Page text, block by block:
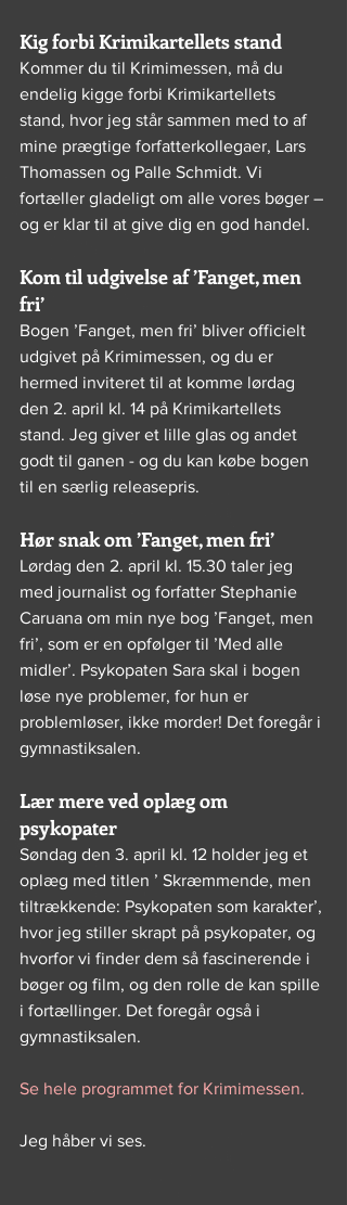
Kig forbi Krimikartellets stand
Kommer du til Krimimessen, må du
endelig kigge forbi Krimikartellets
stand, hvor jeg står sammen med to af
mine prægtige forfatterkollegaer, Lars
Thomassen og Palle Schmidt. Vi
fortæller gladeligt om alle vores bøger –
og er klar til at give dig en god handel.
Kom til udgivelse af ’Fanget, men
fri’
Bogen ’Fanget, men fri’ bliver officielt
udgivet på Krimimessen, og du er
hermed inviteret til at komme lørdag
den 2. april kl. 14 på Krimikartellets
stand. Jeg giver et lille glas og andet
godt til ganen - og du kan købe bogen
til en særlig releasepris.
Hør snak om ’Fanget, men fri’
Lørdag den 2. april kl. 15.30 taler jeg
med journalist og forfatter Stephanie
Caruana om min nye bog ’Fanget, men
fri’, som er en opfølger til ’Med alle
midler’. Psykopaten Sara skal i bogen
løse nye problemer, for hun er
problemløser, ikke morder! Det foregår i
gymnastiksalen.
Lær mere ved oplæg om
psykopater
Søndag den 3. april kl. 12 holder jeg et
oplæg med titlen ’ Skræmmende, men
tiltrækkende: Psykopaten som karakter’,
hvor jeg stiller skrapt på psykopater, og
hvorfor vi finder dem så fascinerende i
bøger og film, og den rolle de kan spille
i fortællinger. Det foregår også i
gymnastiksalen.
Se hele programmet for Krimimessen.
Jeg håber vi ses.